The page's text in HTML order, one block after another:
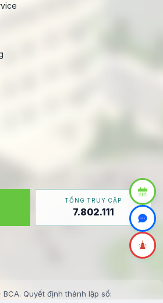
TỔNG TRUY CẬP
7.802.111
Quyết định thành lập số: